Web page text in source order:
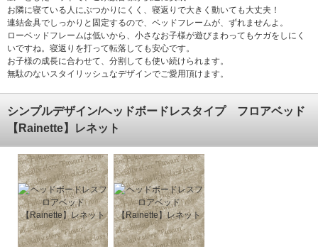
お隣に寝ている人にぶつかりにくく、寝返りで大きく動いても大丈夫！
連結金具でしっかりと固定するので、ベッドフレームが、ずれませんよ。
ローベッドフレームは低いから、小さなお子様が遊びまわってもケガをしにく
いですね。寝返りを打って転落しても安心です。
お子様の成長に合わせて、分割しても使い続けられます。
無駄のないスタイリッシュなデザインでご愛用頂けます。
シンプルデザイン/ヘッドボードレスタイプ フロアベッド
【Rainette】レネット